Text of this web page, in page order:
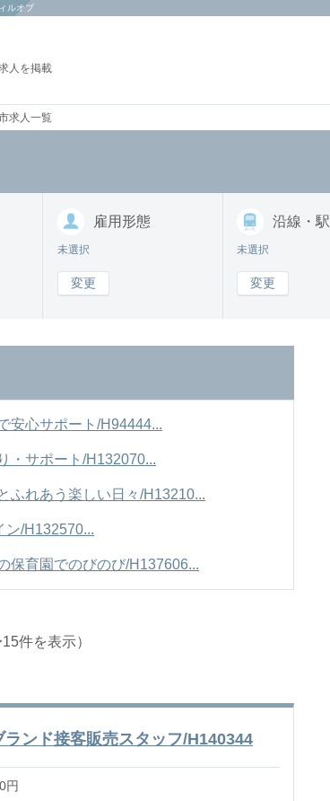
ルオブ
人を掲載
求人一覧
雇用形態
未選択
変更
沿線・駅
未選択
変更
安心サポート/H94444...
・サポート/H132070...
ふれあう楽しい日々/H13210...
/H132570...
保育園でのびのび/H137606...
15件を表示）
ンド接客販売スタッフ/H140344
円